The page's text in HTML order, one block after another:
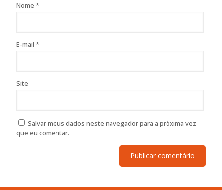
Nome *
E-mail *
Site
Salvar meus dados neste navegador para a próxima vez
que eu comentar.